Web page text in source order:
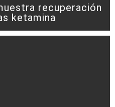
recuperación
ketamina